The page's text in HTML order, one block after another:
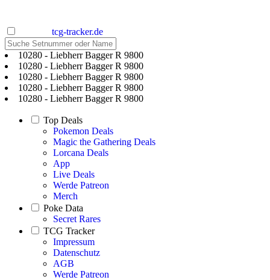
tcg-tracker.de
10280 - Liebherr Bagger R 9800
10280 - Liebherr Bagger R 9800
10280 - Liebherr Bagger R 9800
10280 - Liebherr Bagger R 9800
10280 - Liebherr Bagger R 9800
Top Deals
Pokemon Deals
Magic the Gathering Deals
Lorcana Deals
App
Live Deals
Werde Patreon
Merch
Poke Data
Secret Rares
TCG Tracker
Impressum
Datenschutz
AGB
Werde Patreon